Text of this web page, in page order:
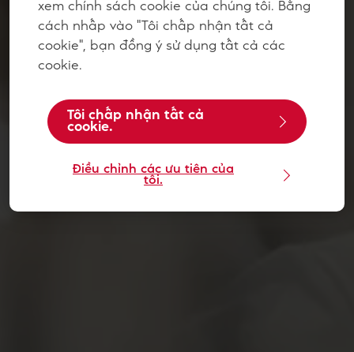
xem chính sách cookie của chúng tôi. Bằng
cách nhấp vào "Tôi chấp nhận tất cả
cookie", bạn đồng ý sử dụng tất cả các
cookie.
Tôi chấp nhận tất cả
cookie.
Điều chỉnh các ưu tiên của
tôi.